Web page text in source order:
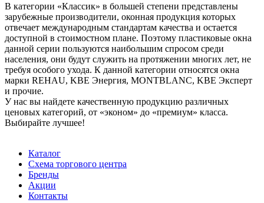
В категории «Классик» в большей степени представлены
зарубежные производители, оконная продукция которых
отвечает международным стандартам качества и остается
доступной в стоимостном плане. Поэтому пластиковые окна
данной серии пользуются наибольшим спросом среди
населения, они будут служить на протяжении многих лет, не
требуя особого ухода. К данной категории относятся окна
марки REHAU, KBE Энергия, MONTBLANC, KBE Эксперт
и прочие.
У нас вы найдете качественную продукцию различных
ценовых категорий, от «эконом» до «премиум» класса.
Выбирайте лучшее!
Каталог
Схема торгового центра
Бренды
Акции
Контакты